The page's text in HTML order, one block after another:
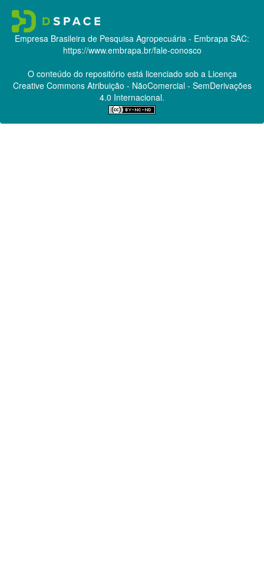
Empresa Brasileira de Pesquisa Agropecuária - Embrapa SAC:
https://www.embrapa.br/fale-conosco
O conteúdo do repositório está licenciado sob a Licença
Creative CommonsAtribuição - NãoComercial - SemDerivações
4.0 Internacional.